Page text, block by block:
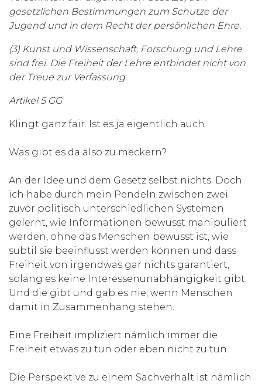
gesetzlichen Bestimmungen zum Schutze der
Jugend und in dem Recht der persönlichen Ehre.
(3) Kunst und Wissenschaft, Forschung und Lehre
sind frei. Die Freiheit der Lehre entbindet nicht von
der Treue zur Verfassung.
Artikel 5 GG
Klingt ganz fair. Ist es ja eigentlich auch.
Was gibt es da also zu meckern?
An der Idee und dem Gesetz selbst nichts. Doch
ich habe durch mein Pendeln zwischen zwei
zuvor politisch unterschiedlichen Systemen
gelernt, wie Informationen bewusst manipuliert
werden, ohne das Menschen bewusst ist, wie
subtil sie beeinflusst werden können und dass
Freiheit von irgendwas gar nichts garantiert,
solang es keine Interessenunabhängigkeit gibt.
Und die gibt und gab es nie, wenn Menschen
damit in Zusammenhang stehen.
Eine Freiheit impliziert nämlich immer die
Freiheit etwas zu tun oder eben nicht zu tun.
Die Perspektive zu einem Sachverhalt ist nämlich